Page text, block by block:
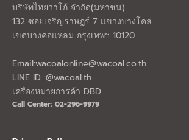
บริษัทไทยวาโก้ จำกัด(มหาชน)
132 ซอยเจริญราษฎร์ 7 แขวงบางโคล่
เขตบางคอแหลม กรุงเทพฯ 10120
Email:wacoalonline@wacoal.co.th
LINE ID :@wacoal.th
เครื่องหมายการค้า DBD
Call Center: 02-296-9979